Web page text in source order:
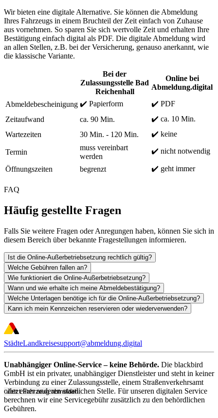
Wir bieten eine digitale Alternative. Sie können die Abmeldung
Ihres Fahrzeugs in einem Bruchteil der Zeit einfach von Zuhause
aus vornehmen. So sparen Sie sich wertvolle Zeit und erhalten Ihre
Bestätigung einfach digital als PDF. Die digitale Abmeldung wird
an allen Stellen, z.B. bei der Versicherung, genauso anerkannt, wie
die klassische Variante.
Bei der
Zulassungsstelle Bad
Reichenhall
Online bei
Abmeldung.digital
Abmeldebescheinigung ✔️ Papierform
✔️ PDF
Zeitaufwand
ca. 90 Min.
✔️ ca. 10 Min.
Wartezeiten
30 Min. - 120 Min. ✔️ keine
Termin
muss vereinbart
werden
✔️ nicht notwendig
Öffnungszeiten begrenzt ✔️ geht immer
FAQ
Häufig gestellte Fragen
Falls Sie weitere Fragen oder Anregungen haben, können Sie sich in
diesem Bereich über bekannte Fragestellungen informieren.
Ist die Online-Außerbetriebsetzung rechtlich gültig?
Welche Gebühren fallen an?
Wie funktioniert die Online-Außerbetriebsetzung?
Wann und wie erhalte ich meine Abmeldebestätigung?
Welche Unterlagen benötige ich für die Online-Außerbetriebsetzung?
Kann ich mein Kennzeichen reservieren oder wiederverwenden?
Jetzt Fahrzeug abmelden
StädteLandkreisesupport@abmeldung.digital
Unabhängiger Online-Service – keine Behörde. Die blackbird
GmbH ist ein privater, unabhängiger Dienstleister und steht in keiner
Verbindung zu einer Zulassungsstelle, einem Straßenverkehrsamt
oder einer anderen staatlichen Stelle. Für unseren digitalen Service
berechnen wir eine Servicegebühr zusätzlich zu den behördlichen
Gebühren.